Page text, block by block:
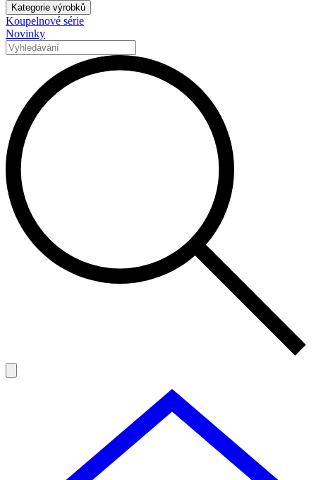
Kategorie výrobků
Koupelnové série
Novinky